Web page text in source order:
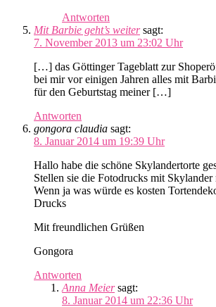
Antworten
Mit Barbie geht’s weiter sagt:
7. November 2013 um 23:02 Uhr
[…] das Göttinger Tageblatt zur
bei mir vor einigen Jahren alles mit
für den Geburtstag meiner […]
Antworten
gongora claudia sagt:
8. Januar 2014 um 19:39 Uhr
Hallo habe die schöne Skylandertorte
Stellen sie die Fotodrucks mit Skylander
Wenn ja was würde es kosten
Drucks
Mit freundlichen Grüßen
Gongora
Antworten
Anna Meier sagt:
8. Januar 2014 um 22:36 Uhr